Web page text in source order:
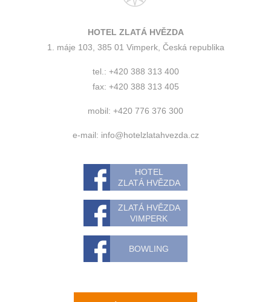
HOTEL ZLATÁ HVĚZDA
1. máje 103, 385 01 Vimperk, Česká republika
tel.: +420 388 313 400
fax: +420 388 313 405
mobil: +420 776 376 300
e-mail: info@hotelzlatahvezda.cz
HOTEL
ZLATÁ HVĚZDA
ZLATÁ HVĚZDA
VIMPERK
BOWLING